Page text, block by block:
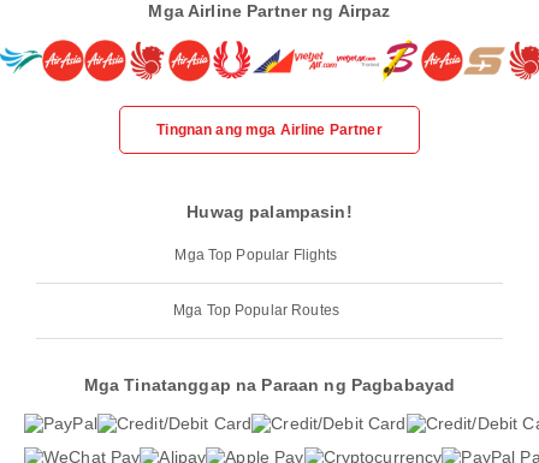
Mga Airline Partner ng Airpaz
Tingnan ang mga Airline Partner
Huwag palampasin!
Mga Top Popular Flights
Mga Top Popular Routes
Mga Tinatanggap na Paraan ng Pagbabayad